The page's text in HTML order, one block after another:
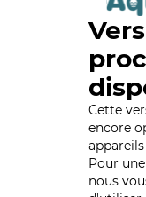
Cette
encore
Pour
nous